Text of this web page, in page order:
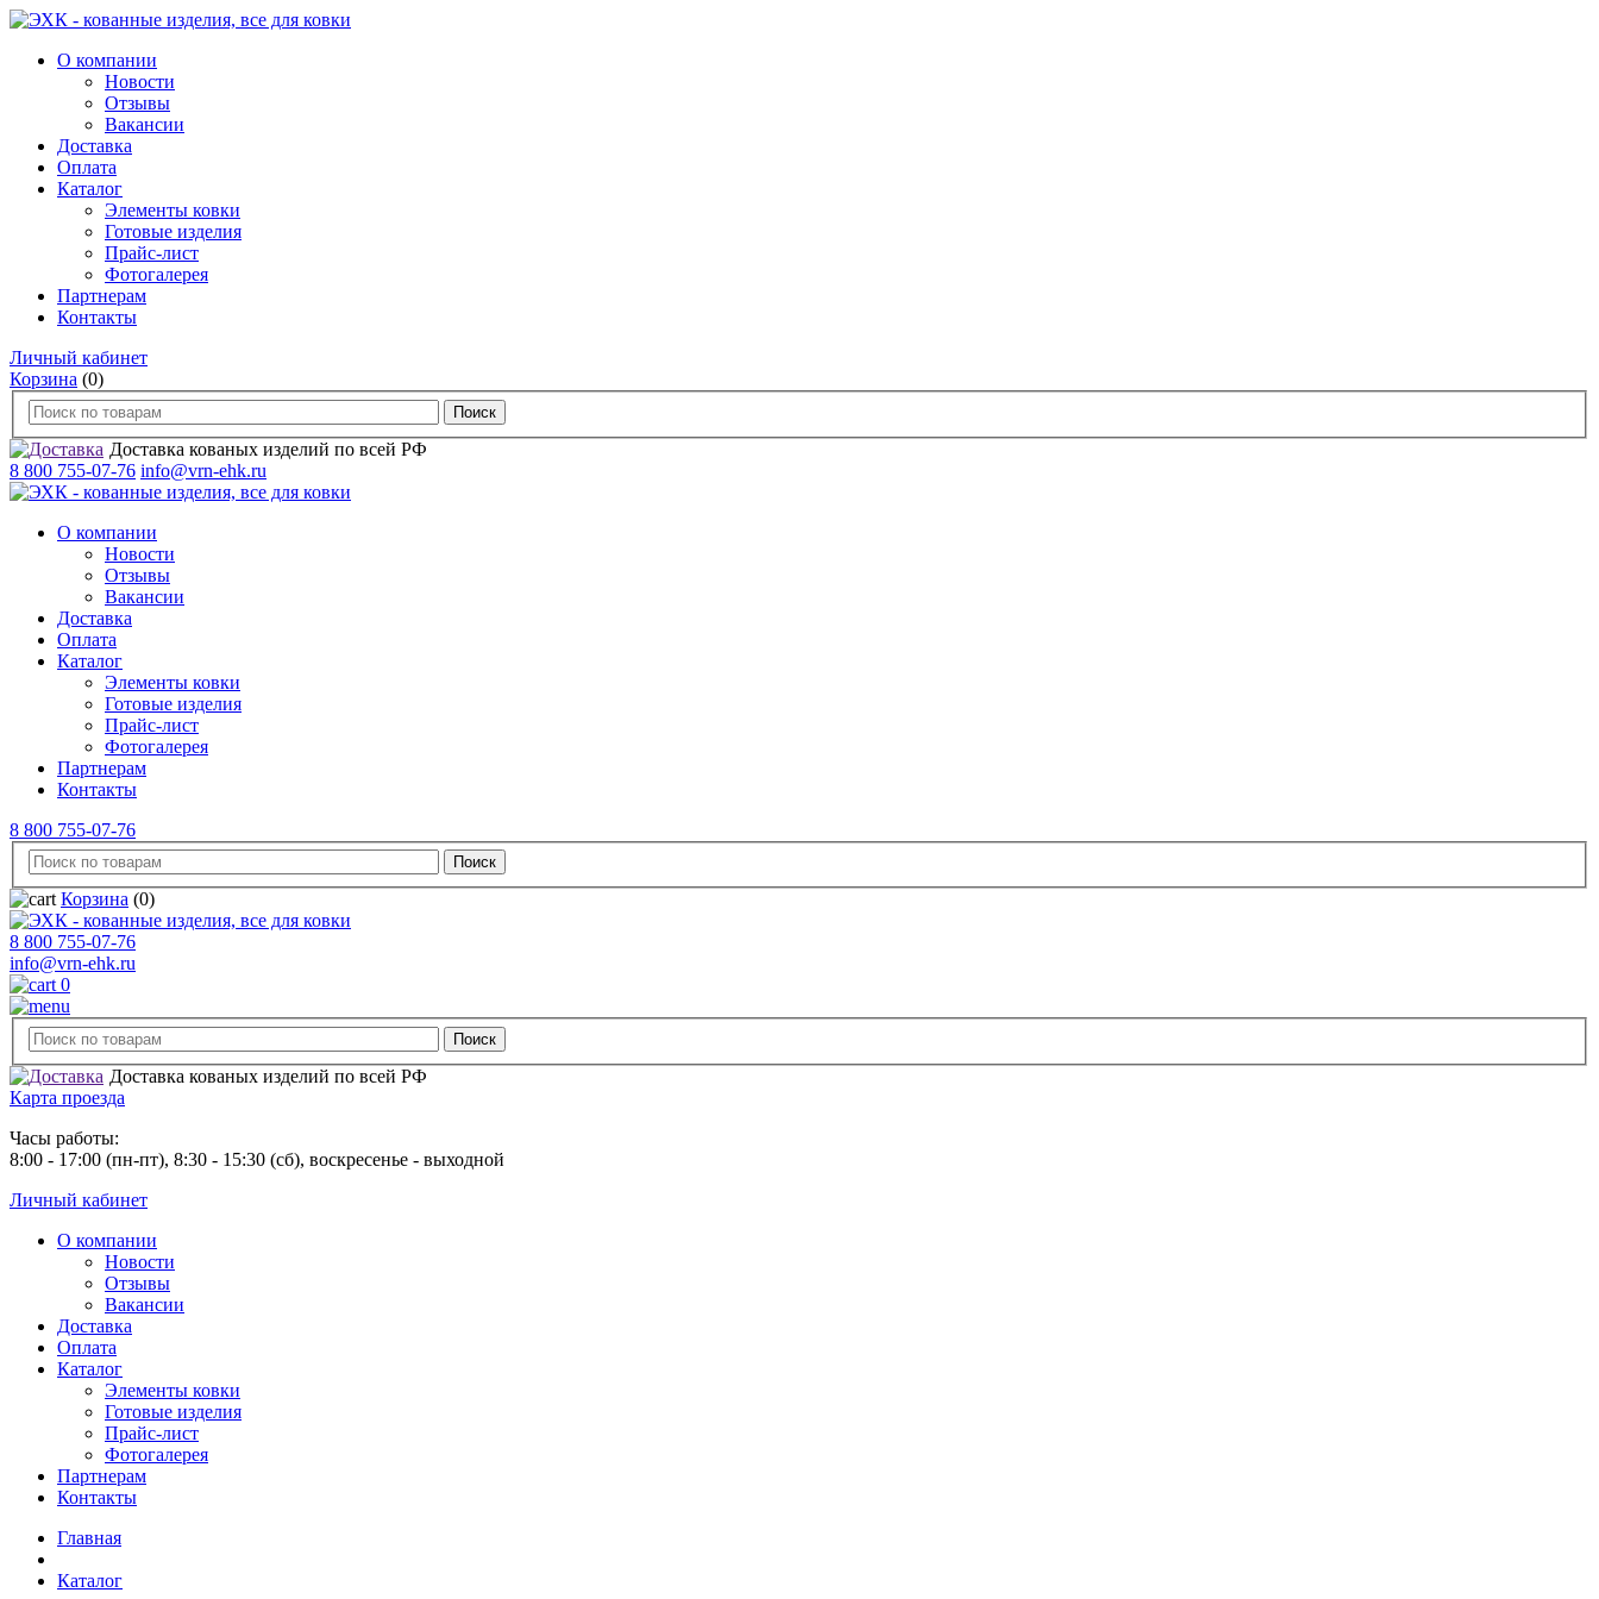
О компании
Новости
Отзывы
Вакансии
Доставка
Оплата
Каталог
Элементы ковки
Готовые изделия
Прайс-лист
Фотогалерея
Партнерам
Контакты
Личный кабинет
Корзина (0)
Доставка кованых изделий по всей РФ
8 800 755-07-76 info@vrn-ehk.ru
О компании
Новости
Отзывы
Вакансии
Доставка
Оплата
Каталог
Элементы ковки
Готовые изделия
Прайс-лист
Фотогалерея
Партнерам
Контакты
8 800 755-07-76
Корзина (0)
8 800 755-07-76
info@vrn-ehk.ru
0
Доставка кованых изделий по всей РФ
Карта проезда
Часы работы:
8:00 - 17:00 (пн-пт), 8:30 - 15:30 (сб), воскресенье - выходной
Личный кабинет
О компании
Новости
Отзывы
Вакансии
Доставка
Оплата
Каталог
Элементы ковки
Готовые изделия
Прайс-лист
Фотогалерея
Партнерам
Контакты
Главная
Каталог